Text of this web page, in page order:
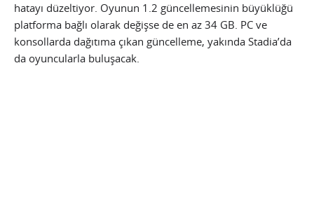
hatayı düzeltiyor. Oyunun 1.2 güncellemesinin büyüklüğü
platforma bağlı olarak değişse de en az 34 GB. PC ve
konsollarda dağıtıma çıkan güncelleme, yakında Stadia’da
da oyuncularla buluşacak.